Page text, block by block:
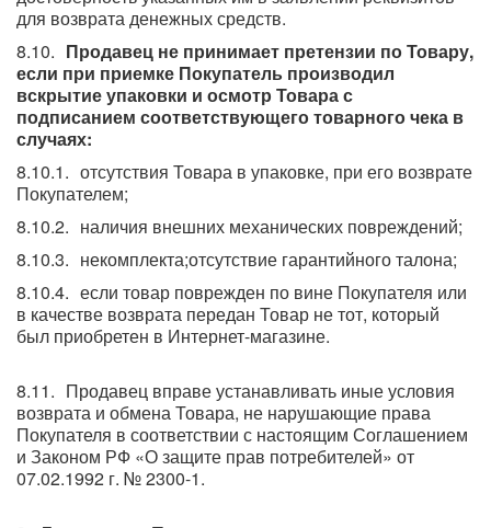
для возврата денежных средств.
Продавец не принимает претензии по Товару,
если при приемке Покупатель производил
вскрытие упаковки и осмотр Товара с
подписанием соответствующего товарного чека в
случаях:
отсутствия Товара в упаковке, при его возврате
Покупателем;
наличия внешних механических повреждений;
некомплекта;отсутствие гарантийного талона;
если товар поврежден по вине Покупателя или
в качестве возврата передан Товар не тот, который
был приобретен в Интернет-магазине.
Продавец вправе устанавливать иные условия
возврата и обмена Товара, не нарушающие права
Покупателя в соответствии с настоящим Соглашением
и Законом РФ «О защите прав потребителей» от
07.02.1992 г. № 2300-1.